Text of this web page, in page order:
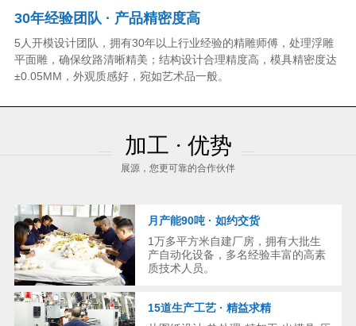
30年经验团队 · 产品精密度高
5人开模设计团队，拥有30年以上行业经验的精雕师傅，处理浮雕
平面雕，确保纹路清晰精美；结构设计合理精度高，模具精密度达
±0.05MM，外观质感好，宛如艺术品一般。
加工 · 优势
展源，您更可靠的合作伙伴
月产能90吨 · 如约交货
1万多平方米自建厂房，拥有大批生
产自动化设备，多名经验丰富的高素
质技术人员。
15道生产工艺 · 精益求精